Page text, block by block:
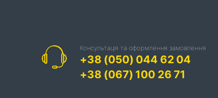
Консультація та оформлення замовлення
+38 (050) 044 62 04
+38 (067) 100 26 71